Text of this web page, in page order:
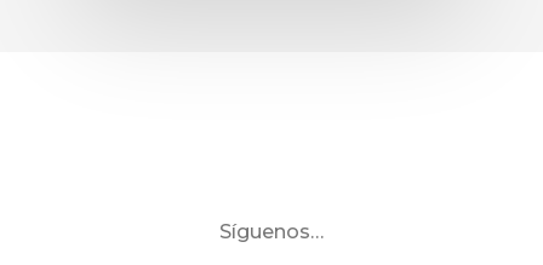
Síguenos…